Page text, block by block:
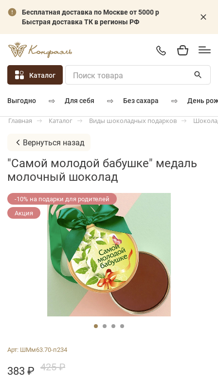
Бесплатная доставка по Москве от 5000 р
Быстрая доставка ТК в регионы РФ
Каталог
выгодно ⇨ для себя ⇨ без сахара ⇨ день
Главная Каталог Виды шоколадных подарков
Вернуться назад
"Самой молодой бабушке" медаль
молочный шоколад
-10% на подарки для родителей
Акция
Арт: ШМм63.70-п234
383 ₽ 425 ₽